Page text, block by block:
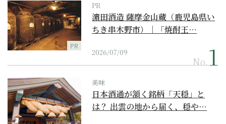
PR
PR
濵田酒造 薩摩金山蔵（鹿児島県い
ちき串木野市）｜「焼酎王…
2026/07/09
No.
美味
日本酒通が頷く銘柄「天穏」と
は？ 出雲の地から届く、穏や…